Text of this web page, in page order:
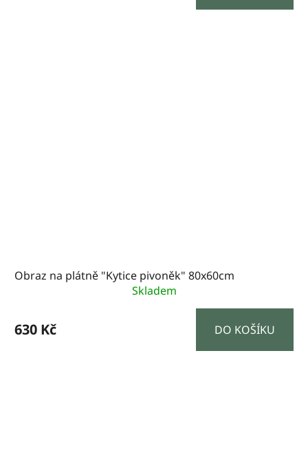
Obraz na plátně "Kytice pivoněk" 80x60cm
Skladem
630 Kč DO KOŠÍKU